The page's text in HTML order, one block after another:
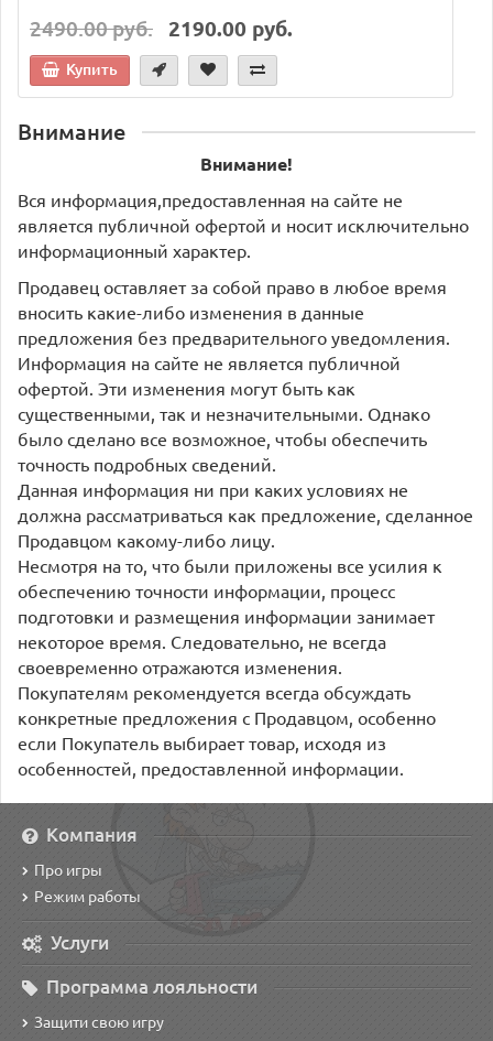
2490.00 руб. 2190.00 руб.
Купить
Внимание
Внимание!
Вся информация,предоставленная на сайте не
является публичной офертой и носит исключительно
информационный характер.
Продавец оставляет за собой право в любое время
вносить какие-либо изменения в данные
предложения без предварительного уведомления.
Информация на сайте не является публичной
офертой. Эти изменения могут быть как
существенными, так и незначительными. Однако
было сделано все возможное, чтобы обеспечить
точность подробных сведений.
Данная информация ни при каких условиях не
должна рассматриваться как предложение, сделанное
Продавцом какому-либо лицу.
Несмотря на то, что были приложены все усилия к
обеспечению точности информации, процесс
подготовки и размещения информации занимает
некоторое время. Следовательно, не всегда
своевременно отражаются изменения.
Покупателям рекомендуется всегда обсуждать
конкретные предложения с Продавцом, особенно
если Покупатель выбирает товар, исходя из
особенностей, предоставленной информации.
Компания
Про игры
Режим работы
Услуги
Программа лояльности
Защити свою игру